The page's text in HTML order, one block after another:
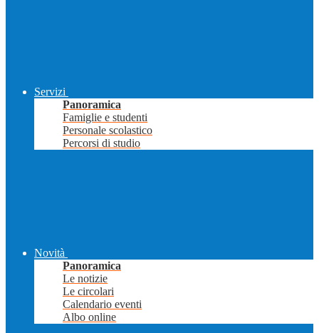
Servizi
Panoramica
Famiglie e studenti
Personale scolastico
Percorsi di studio
Novità
Panoramica
Le notizie
Le circolari
Calendario eventi
Albo online